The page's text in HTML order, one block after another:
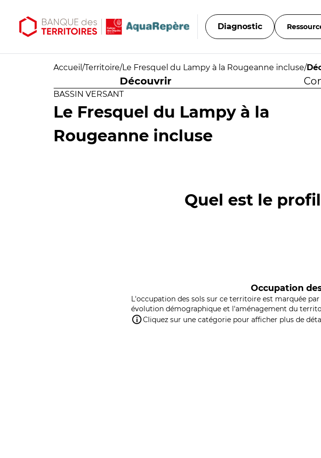
Diagnostic
Accueil /Territoire/Le Fresquel du Lampy à la Rougeanne incluse/
Découvrir
BASSIN VERSANT
Le Fresquel du Lampy à la
Rougeanne incluse
Quel est le
Occupation
L'occupation des sols sur ce territoire est marquée
évolution démographique et l'aménagement du
Cliquez sur une catégorie pour afficher plus de